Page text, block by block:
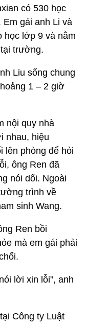
có 530 học
gái anh Li và
học lớp 9 và nằm
trường.
Liu sống chung
1 – 2 giờ
nội quy nhà
nhau, hiệu
lên phòng để hỏi
ông Ren đã
nói dối. Ngoài
trình về
sinh Wang.
Ren bồi
mà em gái phải
lời xin lỗi”, anh
Công ty Luật